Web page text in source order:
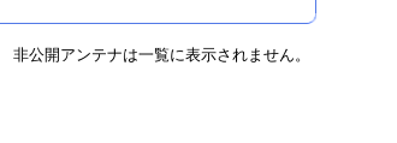
非公開アンテナは一覧に表示されません。